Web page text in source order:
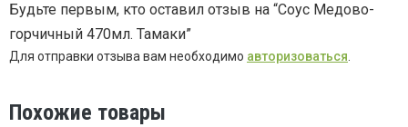
Будьте первым, кто оставил отзыв на “Соус Медово-
горчичный 470мл. Тамаки”
Для отправки отзыва вам необходимо авторизоваться.
Похожие товары